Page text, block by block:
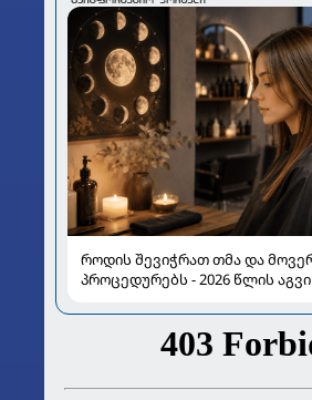
როდის შევიჭრათ თმა და
პროცედურებს - 2026 წლის